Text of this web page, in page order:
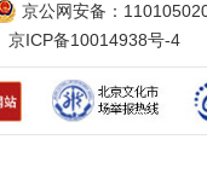
京公网安备：
京ICP备10014938号-4